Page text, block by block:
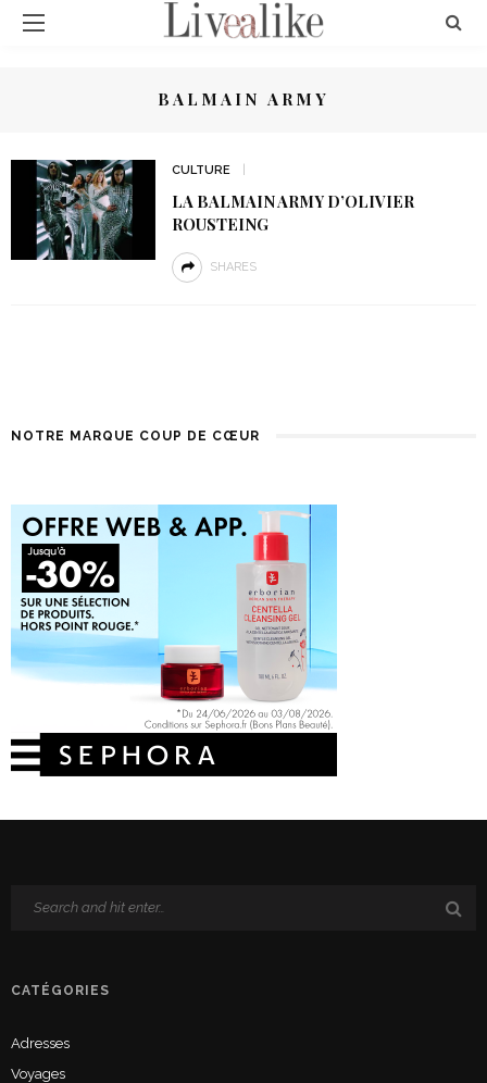
BALMAIN ARMY
CULTURE
LA BALMAIN ARMY D’OLIVIER
ROUSTEING
SHARES
NOTRE MARQUE COUP DE CŒUR
CATÉGORIES
Adresses
Voyages